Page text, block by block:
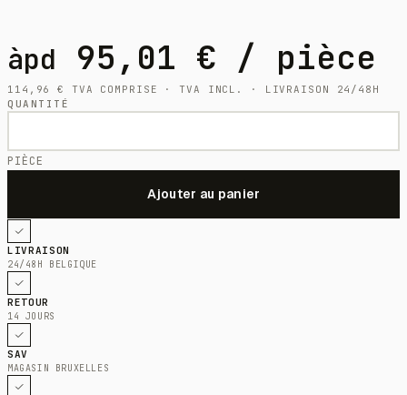
àpd 95,01 € / pièce
114,96€
TVA COMPRISE · TVA INCL. · LIVRAISON 24/48H
QUANTITÉ
PIÈCE
LIVRAISON
24/48H BELGIQUE
RETOUR
14 JOURS
SAV
MAGASIN BRUXELLES